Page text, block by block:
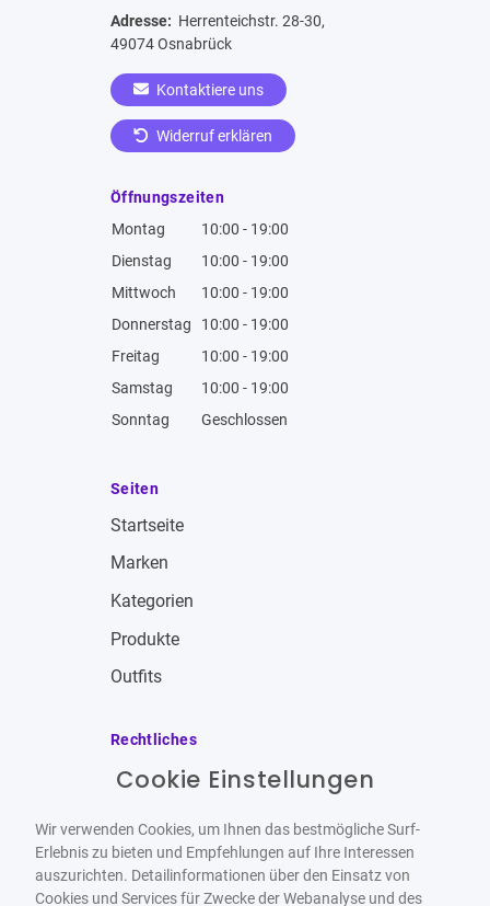
Adresse: Herrenteichstr. 28-30,
49074 Osnabrück
Kontaktiere uns
Widerruf erklären
Öffnungszeiten
Montag
10:00 - 19:00
Dienstag
10:00 - 19:00
Mittwoch
10:00 - 19:00
Donnerstag
10:00 - 19:00
Freitag
10:00 - 19:00
Samstag
10:00 - 19:00
Sonntag
Geschlossen
Seiten
Startseite
Marken
Kategorien
Produkte
Outfits
Rechtliches
Impressum
Datenschutzbestimmungen
Widerrufsbelehrung
Cookie Einstellungen
Wir verwenden Cookies, um Ihnen das bestmögliche Surf-
Erlebnis zu bieten und Empfehlungen auf Ihre Interessen
auszurichten. Detailinformationen über den Einsatz von
Cookies und Services für Zwecke der Webanalyse und des